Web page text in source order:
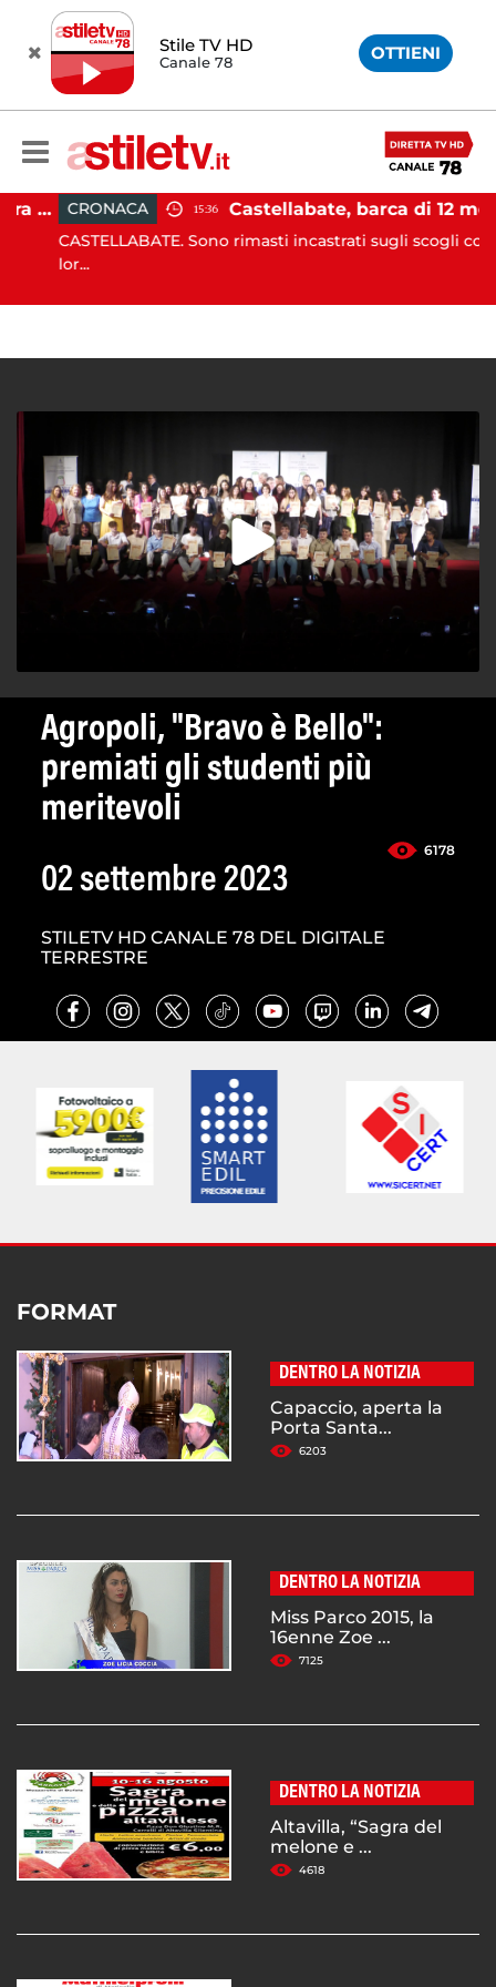
Stile TV HD
Canale 78 OTTIENI
Pontecagnano, incidente tra due auto: 4 feriti CRONACA 15:36 Castellabate, barca di 12 metri resta incastrata sugli scogli: salvate 9 persone
CASTELLABATE. Sono rimasti incastrati sugli scogli con la
lor...
Agropoli, "Bravo è Bello":
premiati gli studenti più
meritevoli
6178
02 settembre 2023
STILETV HD CANALE 78 DEL DIGITALE
TERRESTRE
FORMAT
DENTRO LA NOTIZIA
Capaccio, aperta la
Porta Santa...
6203
DENTRO LA NOTIZIA
Miss Parco 2015, la
16enne Zoe ...
7125
DENTRO LA NOTIZIA
Altavilla, “Sagra del
melone e ...
4618